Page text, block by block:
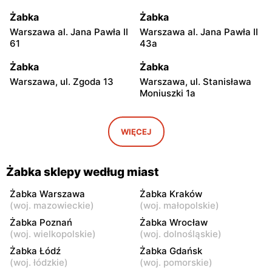
Żabka
Warszawa al. Jana Pawła II
61
Żabka
Warszawa al. Jana Pawła II
43a
Żabka
Warszawa, ul. Zgoda 13
Żabka
Warszawa, ul. Stanisława
Moniuszki 1a
Świętokrzyska 0 Stacja
Żabka
Warszawa, ul. Grzybowska
5
Żabka
Łódź, ul. Żurawia 14
Żabka
Warszawa, ul. Żurawia 18
Żabka
Warszawa, ul. Chmielna 35
Żabka
Warszawa, ul. Chmielna
104
Żabka Żabka
WIĘCEJ
Żabka sklepy według miast
Żabka Warszawa
(woj. mazowieckie)
Żabka Kraków
(woj. małopolskie)
Żabka Poznań
(woj. wielkopolskie)
Żabka Wrocław
(woj. dolnośląskie)
Żabka Łódź
(woj. łódzkie)
Żabka Gdańsk
(woj. pomorskie)